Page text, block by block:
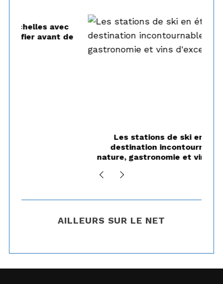
Les stations de ski en été : une
destination incontournable entre
nature, gastronomie et vins d’exception
AILLEURS SUR LE NET